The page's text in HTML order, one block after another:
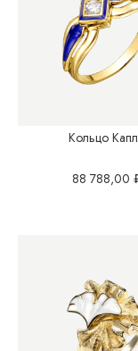
Кольцо
88 788,00